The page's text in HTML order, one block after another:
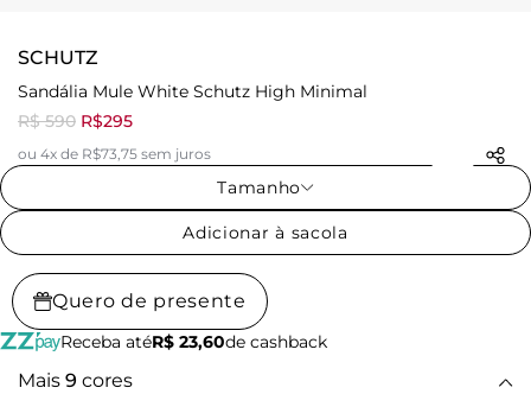
SCHUTZ
Sandália Mule White Schutz High Minimal
R$ 590 R$295
ou 4x de R$73,75 sem juros
Tamanho
Adicionar à sacola
Quero de presente
Receba atéR$ 23,60de cashback
Mais 9 cores